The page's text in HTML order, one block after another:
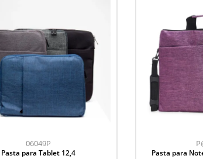
06049P
Pasta para Tablet 12,4 Pasta para